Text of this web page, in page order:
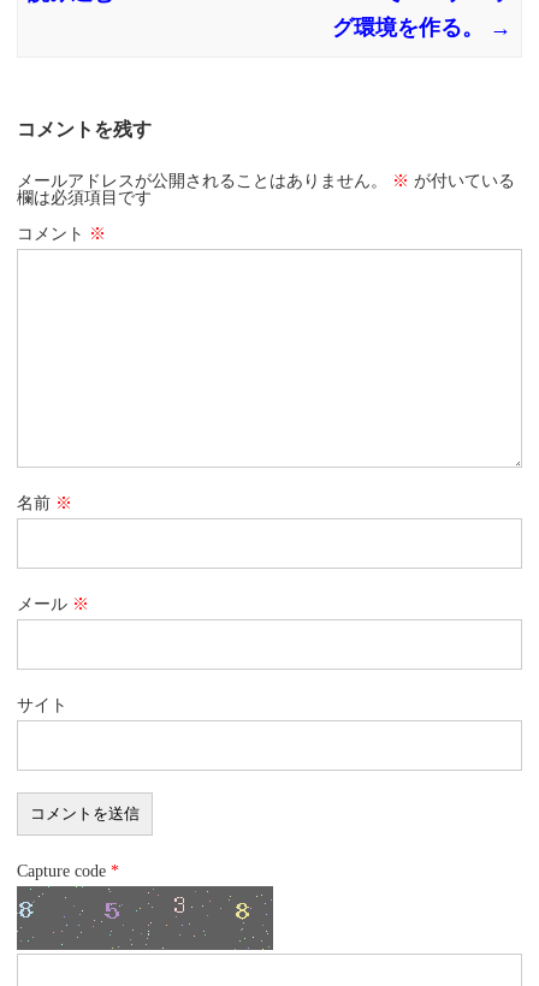
グ環境を作る。
→
コメントを残す
メールアドレスが公開されることはありません。 ※ が付いている
欄は必須項目です
コメント ※
名前 ※
メール ※
サイト
Capture code *